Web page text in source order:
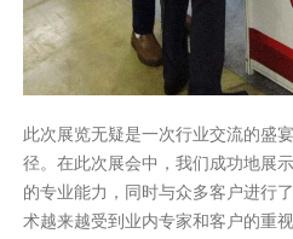
此次展览无疑是一次行业交流的盛
径。在此次展会中，我们成功地展
的专业能力，同时与众多客户进行
术越来越受到业内专家和客户的重视